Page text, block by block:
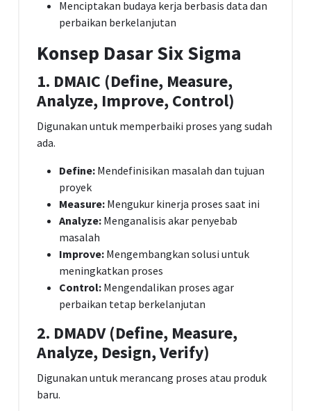
Menciptakan budaya kerja berbasis data dan
perbaikan berkelanjutan
Konsep Dasar Six Sigma
1. DMAIC (Define, Measure,
Analyze, Improve, Control)
Digunakan untuk memperbaiki proses yang sudah
ada.
Define: Mendefinisikan masalah dan tujuan
proyek
Measure: Mengukur kinerja proses saat ini
Analyze: Menganalisis akar penyebab
masalah
Improve: Mengembangkan solusi untuk
meningkatkan proses
Control: Mengendalikan proses agar
perbaikan tetap berkelanjutan
2. DMADV (Define, Measure,
Analyze, Design, Verify)
Digunakan untuk merancang proses atau produk
baru.